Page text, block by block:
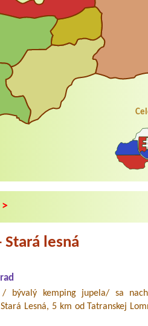
>
Stará lesná
/ bývalý kemping jupela/ sa
Lesná, 5 km od Tatranskej